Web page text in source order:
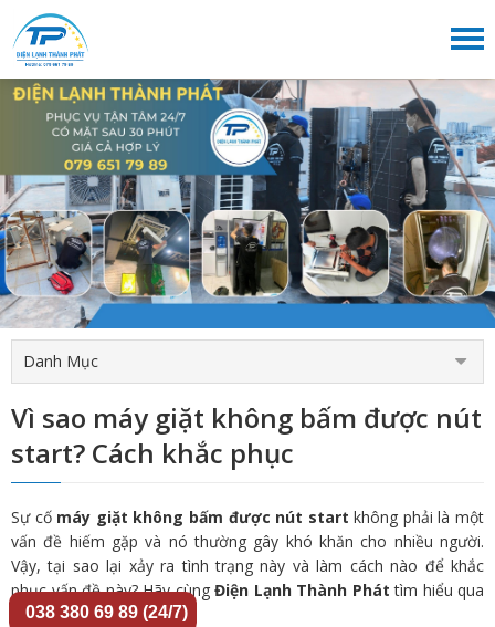
Danh Mục
Vì sao máy giặt không bấm được nút
start? Cách khắc phục
Sự cố máy giặt không bấm được nút start không phải là một
vấn đề hiếm gặp và nó thường gây khó khăn cho nhiều người.
Vậy, tại sao lại xảy ra tình trạng này và làm cách nào để khắc
phục vấn đề này? Hãy cùng Điện Lạnh Thành Phát tìm hiểu qua
bài viết dưới đây!
038 380 69 89 (24/7)